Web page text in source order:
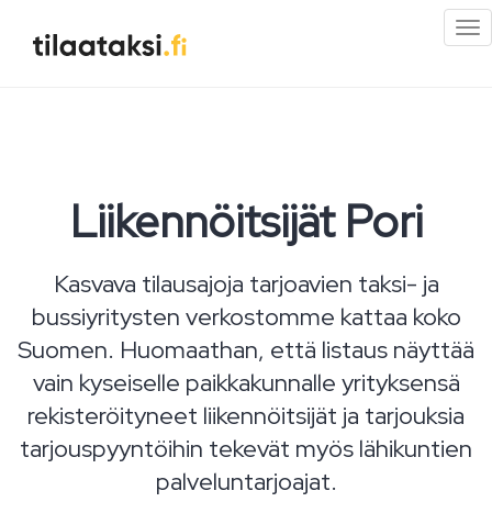
Liikennöitsijät Pori
Kasvava tilausajoja tarjoavien taksi- ja
bussiyritysten verkostomme kattaa koko
Suomen. Huomaathan, että listaus näyttää
vain kyseiselle paikkakunnalle yrityksensä
rekisteröityneet liikennöitsijät ja tarjouksia
tarjouspyyntöihin tekevät myös lähikuntien
palveluntarjoajat.